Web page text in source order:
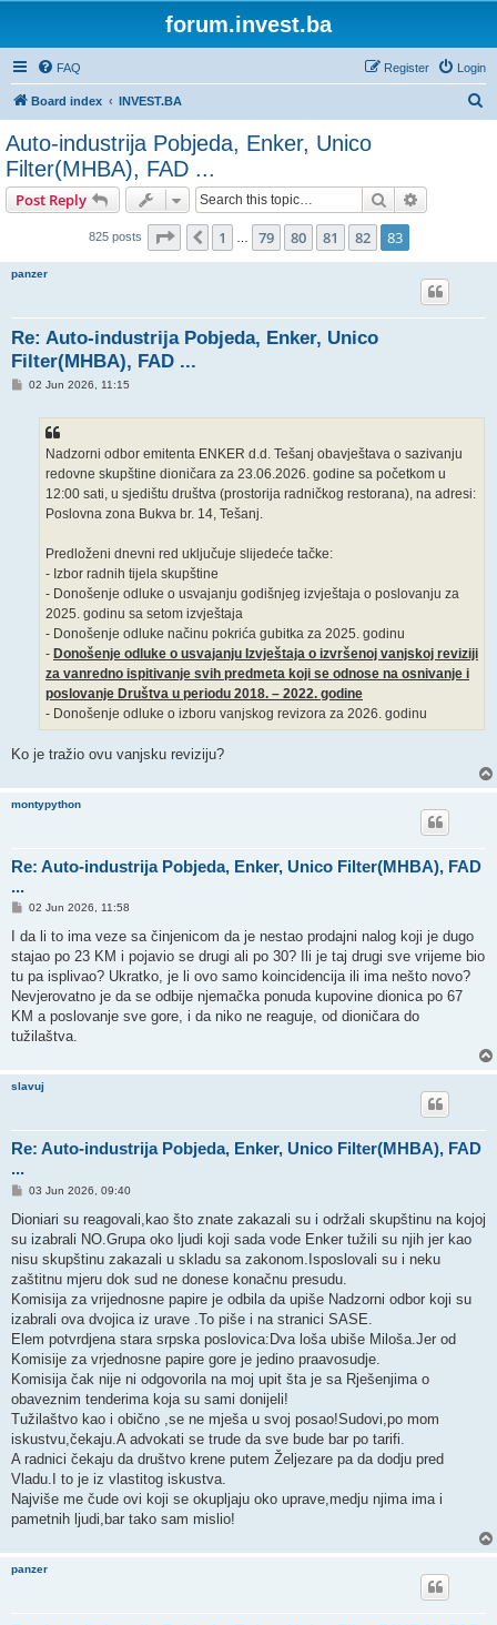
forum.invest.ba
FAQ Login
Register
Board index INVEST.BA
Auto-industrija Pobjeda, Enker, Unico
Filter(MHBA), FAD ...
Post Reply Search
825 posts Page 83 of 83
Previous
1 79 80 81 82 83
panzer
Re: Auto-industrija Pobjeda, Enker, Unico
Filter(MHBA), FAD ...
P02 Jun 2026, 11:15
Nadzorni odbor emitenta ENKER d.d. Tešanj obavještava o sazivanju
redovne skupštine dioničara za 23.06.2026. godine sa početkom u
12:00 sati, u sjedištu društva (prostorija radničkog restorana), na adresi:
Poslovna zona Bukva br. 14, Tešanj.
Predloženi dnevni red uključuje slijedeće tačke:
- Izbor radnih tijela skupštine
- Donošenje odluke o usvajanju godišnjeg izvještaja o poslovanju za
2025. godinu sa setom izvještaja
- Donošenje odluke načinu pokrića gubitka za 2025. godinu
- Donošenje odluke o usvajanju Izvještaja o izvršenoj vanjskoj reviziji
za vanredno ispitivanje svih predmeta koji se odnose na osnivanje i
poslovanje Društva u periodu 2018. – 2022. godine
- Donošenje odluke o izboru vanjskog revizora za 2026. godinu
Ko je tražio ovu vanjsku reviziju?
montypython
Re: Auto-industrija Pobjeda, Enker, Unico Filter(MHBA), FAD
...
P
s
02 Jun 2026, 11:58
I da li to ima veze sa činjenicom da je nestao prodajni nalog koji je dugo
stajao po 23 KM i pojavio se drugi ali po 30? Ili je taj drugi sve vrijeme bio
tu pa isplivao? Ukratko, je li ovo samo koincidencija ili ima nešto novo?
Nevjerovatno je da se odbije njemačka ponuda kupovine dionica po 67
KM a poslovanje sve gore, i da niko ne reaguje, od dioničara do
tužilaštva.
slavuj
Re: Auto-industrija Pobjeda, Enker, Unico Filter(MHBA), FAD
...
P
s
03 Jun 2026, 09:40
Dioniari su reagovali,kao što znate zakazali su i održali skupštinu na kojoj
su izabrali NO.Grupa oko ljudi koji sada vode Enker tužili su njih jer kao
nisu skupštinu zakazali u skladu sa zakonom.Isposlovali su i neku
zaštitnu mjeru dok sud ne donese konačnu presudu.
Komisija za vrijednosne papire je odbila da upiše Nadzorni odbor koji su
izabrali ova dvojica iz urave .To piše i na stranici SASE.
Elem potvrdjena stara srpska poslovica:Dva loša ubiše Miloša.Jer od
Komisije za vrjednosne papire gore je jedino praavosudje.
Komisija čak nije ni odgovorila na moj upit šta je sa Rješenjima o
obaveznim tenderima koja su sami donijeli!
Tužilaštvo kao i obično ,se ne mješa u svoj posao!Sudovi,po mom
iskustvu,čekaju.A advokati se trude da sve bude bar po tarifi.
A radnici čekaju da društvo krene putem Željezare pa da dodju pred
Vladu.I to je iz vlastitog iskustva.
Najviše me čude ovi koji se okupljaju oko uprave,medju njima ima i
pametnih ljudi,bar tako sam mislio!
panzer